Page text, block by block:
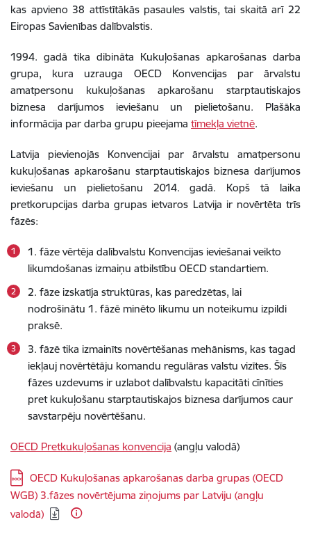
kas apvieno 38 attīstītākās pasaules valstis, tai skaitā arī 22
Eiropas Savienības dalībvalstis.
1994. gadā tika dibināta Kukuļošanas apkarošanas darba
grupa, kura uzrauga OECD Konvencijas par ārvalstu
amatpersonu kukuļošanas apkarošanu starptautiskajos
biznesa darījumos ieviešanu un pielietošanu. Plašāka
informācija par darba grupu pieejama tīmekļa vietnē.
Latvija pievienojās Konvencijai par ārvalstu amatpersonu
kukuļošanas apkarošanu starptautiskajos biznesa darījumos
ieviešanu un pielietošanu 2014. gadā. Kopš tā laika
pretkorupcijas darba grupas ietvaros Latvija ir novērtēta trīs
fāzēs:
1. fāze vērtēja dalībvalstu Konvencijas ieviešanai veikto
likumdošanas izmaiņu atbilstību OECD standartiem.
2. fāze izskatīja struktūras, kas paredzētas, lai
nodrošinātu 1. fāzē minēto likumu un noteikumu izpildi
praksē.
3. fāzē tika izmainīts novērtēšanas mehānisms, kas tagad
iekļauj novērtētāju komandu regulāras valstu vizītes. Šīs
fāzes uzdevums ir uzlabot dalībvalstu kapacitāti cīnīties
pret kukuļošanu starptautiskajos biznesa darījumos caur
savstarpēju novērtēšanu.
OECD Pretkukuļošanas konvencija (angļu valodā)
Lejupielādēt:
OECD Kukuļošanas apkarošanas darba grupas (OECD
WGB) 3.fāzes novērtējuma ziņojums par Latviju (angļu
valodā)